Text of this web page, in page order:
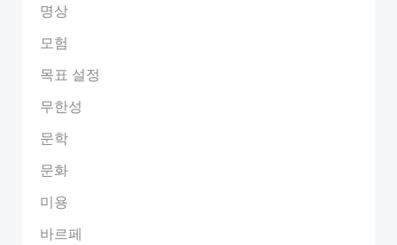
명상
모험
목표 설정
무한성
문학
문화
미용
바르페